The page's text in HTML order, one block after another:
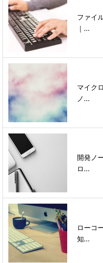
ファイ
｜...
マイク
ノ...
開発ノ
ロ...
ローコ
知...